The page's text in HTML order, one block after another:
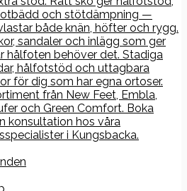
och stötdämpning —
både knän, höfter och rygg.
sandaler och inlägg som ger
hålfoten behöver det. Stadiga
hålfotstöd och uttagbara
för dig som har egna ortoser.
från New Feet, Embla,
och Green Comfort. Boka
konsultation hos våra
i Kungsbacka.